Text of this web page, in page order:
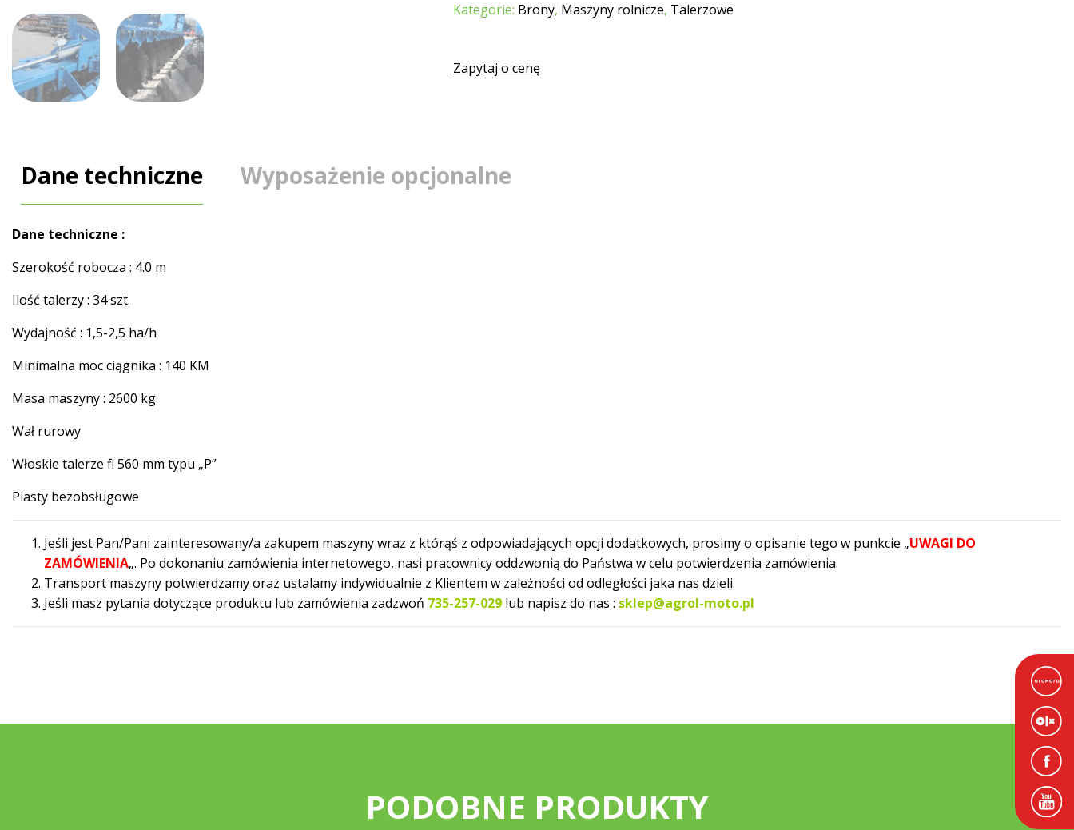
Kategorie: Brony, Maszyny rolnicze, Talerzowe
Zapytaj o cenę
Dane techniczne Wyposażenie opcjonalne
Dane techniczne :
Szerokość robocza : 4.0 m
Ilość talerzy : 34 szt.
Wydajność : 1,5-2,5 ha/h
Minimalna moc ciągnika : 140 KM
Masa maszyny : 2600 kg
Wał rurowy
Włoskie talerze fi 560 mm typu „P”
Piasty bezobsługowe
Jeśli jest Pan/Pani zainteresowany/a zakupem maszyny wraz z którąś z odpowiadających opcji dodatkowych, prosimy o opisanie tego w punkcie „UWAGI DO
ZAMÓWIENIA„. Po dokonaniu zamówienia internetowego, nasi pracownicy oddzwonią do Państwa w celu potwierdzenia zamówienia.
Transport maszyny potwierdzamy oraz ustalamy indywidualnie z Klientem w zależności od odległości jaka nas dzieli.
Jeśli masz pytania dotyczące produktu lub zamówienia zadzwoń 735-257-029 lub napisz do nas : sklep@agrol-moto.pl
PODOBNE PRODUKTY